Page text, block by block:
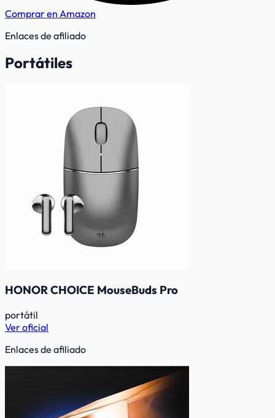
Comprar en Amazon
Enlaces de afiliado
Portátiles
HONOR CHOICE MouseBuds Pro
portátil
Ver oficial
Enlaces de afiliado